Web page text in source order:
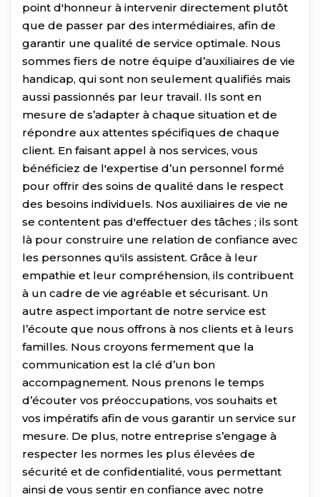
point d'honneur à intervenir directement plutôt
que de passer par des intermédiaires, afin de
garantir une qualité de service optimale. Nous
sommes fiers de notre équipe d’auxiliaires de vie
handicap, qui sont non seulement qualifiés mais
aussi passionnés par leur travail. Ils sont en
mesure de s’adapter à chaque situation et de
répondre aux attentes spécifiques de chaque
client. En faisant appel à nos services, vous
bénéficiez de l'expertise d’un personnel formé
pour offrir des soins de qualité dans le respect
des besoins individuels. Nos auxiliaires de vie ne
se contentent pas d'effectuer des tâches ; ils sont
là pour construire une relation de confiance avec
les personnes qu'ils assistent. Grâce à leur
empathie et leur compréhension, ils contribuent
à un cadre de vie agréable et sécurisant. Un
autre aspect important de notre service est
l’écoute que nous offrons à nos clients et à leurs
familles. Nous croyons fermement que la
communication est la clé d’un bon
accompagnement. Nous prenons le temps
d’écouter vos préoccupations, vos souhaits et
vos impératifs afin de vous garantir un service sur
mesure. De plus, notre entreprise s’engage à
respecter les normes les plus élevées de
sécurité et de confidentialité, vous permettant
ainsi de vous sentir en confiance avec notre